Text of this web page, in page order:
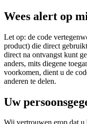
Wees alert op
Let op: de code
product) die direct
direct na ontvangst kunt
anders, mits diegene
voorkomen, dient u de
anderen te delen.
Uw